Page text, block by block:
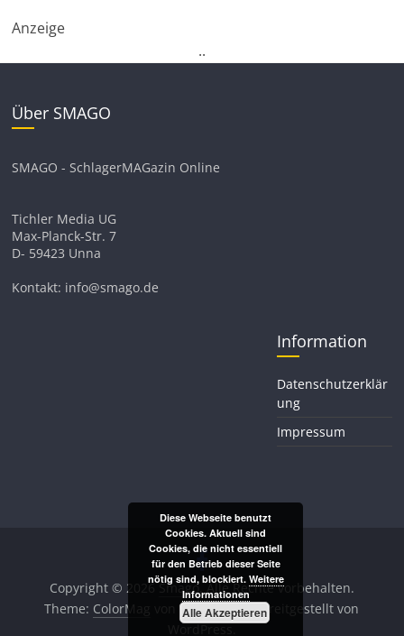
Anzeige
..
Über SMAGO
SMAGO - SchlagerMAGazin Online
Tichler Media UG
Max-Planck-Str. 7
D- 59423 Unna
Kontakt: info@smago.de
Information
Datenschutzerklär
ung
Impressum
Copyright © 2026Smago. Alle Rechte vorbehalten.
Theme: ColorMag
von ThemeGrill. Bereitgestellt von
WordPress.
Diese Webseite benutzt
Cookies. Aktuell sind
Cookies, die nicht essentiell
für den Betrieb dieser Seite
nötig sind, blockiert. Weitere
Informationen
Alle Akzeptieren